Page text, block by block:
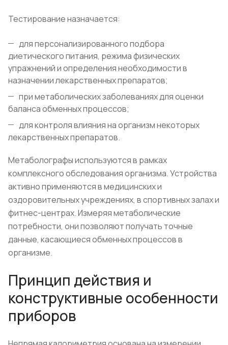
Тестирование назначается:
для персонализированного подбора
диетического питания, режима физических
упражнений и определения необходимости в
назначении лекарственных препаратов;
при метаболических заболеваниях для оценки
баланса обменных процессов;
для контроля влияния на организм некоторых
лекарственных препаратов.
Метаболографы используются в рамках
комплексного обследования организма. Устройства
активно применяются в медицинских и
оздоровительных учреждениях, в спортивных залах и
фитнес-центрах. Измеряя метаболические
потребности, они позволяют получать точные
данные, касающиеся обменных процессов в
организме.
Принцип действия и
конструктивные особенности
приборов